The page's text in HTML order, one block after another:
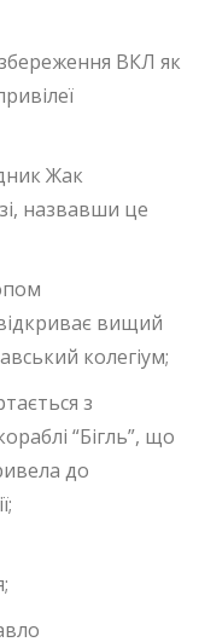
ВКЛ як
Жак
назвавши це
вищий
колегіум;
з
“Бігль”, що
до